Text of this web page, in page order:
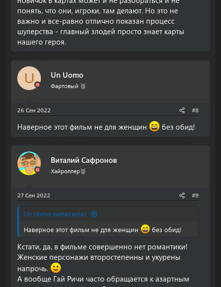
понять, что они, игроки, там делают. Но это не
важно и все-равно отлично показан процесс
шулерства - главный злодей просто знает карты
нашего героя.
U Un Uomo
Фартовый 🥈
26 Сен 2022 #8
Наверное этот фильм не для женщин без обид!
Виталий Сафронов
Хайроллер🥈
27 Сен 2022 #9
Un Uomo написал(а):
Наверное этот фильм не для женщин
без обид!
Кстати, да, в фильме совершенно нет романтики!
Женские персонажи второстепенны и укурены
напрочь.
А вообще Гай Ричи часто обращается к азартным